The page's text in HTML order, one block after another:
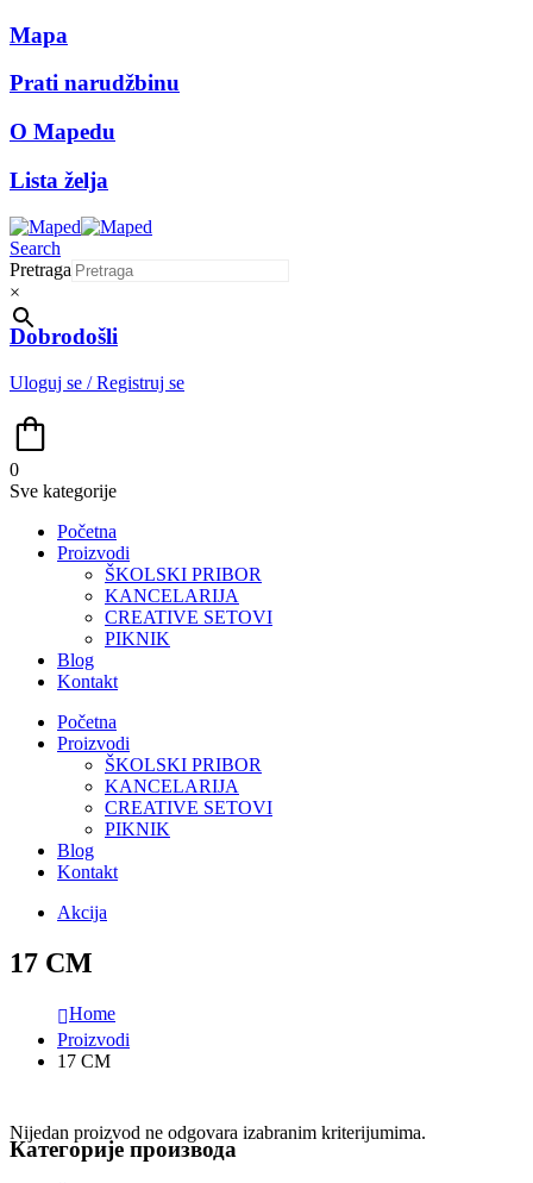
Mapa
Prati narudžbinu
O Mapedu
Lista želja
Search
Pretraga
×
Dobrodošli
Uloguj se / Registruj se
0
Sve kategorije
Početna
Proizvodi
ŠKOLSKI PRIBOR
KANCELARIJA
CREATIVE SETOVI
PIKNIK
Blog
Kontakt
Početna
Proizvodi
ŠKOLSKI PRIBOR
KANCELARIJA
CREATIVE SETOVI
PIKNIK
Blog
Kontakt
Akcija
17 CM
Home
Proizvodi
17 CM
Nijedan proizvod ne odgovara izabranim kriterijumima.
Категорије производа